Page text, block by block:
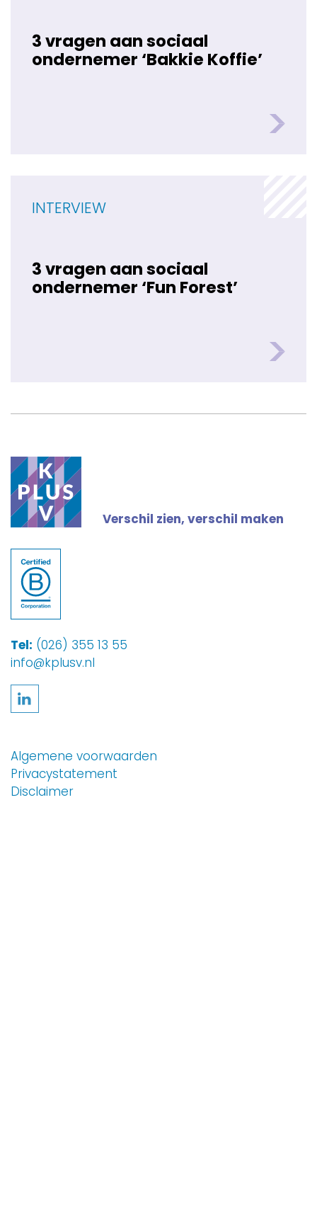
3 vragen aan sociaal
ondernemer ‘Bakkie Koffie’
INTERVIEW
3 vragen aan sociaal
ondernemer ‘Fun Forest’
Verschil zien, verschil maken
Tel: (026) 355 13 55
info@kplusv.nl
Algemene voorwaarden
Privacystatement
Disclaimer